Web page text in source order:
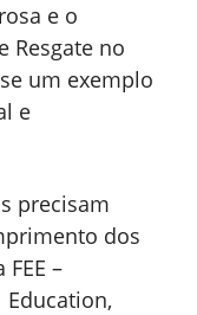
e o
Resgate no
um exemplo
e
precisam
dos
–